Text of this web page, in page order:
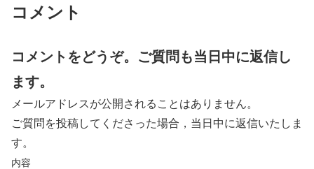
コメント
コメントをどうぞ。ご質問も当日中に返信し
ます。
メールアドレスが公開されることはありません。
ご質問を投稿してくださった場合，当日中に返信いたしま
す。